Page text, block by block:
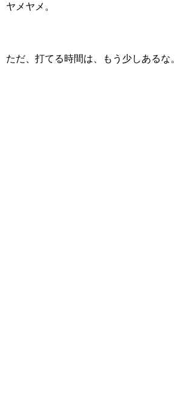
ヤメヤメ。
ただ、打てる時間は、もう少しあるな。